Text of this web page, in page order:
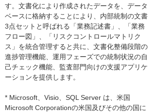
す。文書化により作成されたデータを、データ
ベースに格納することにより、内部統制の文書
3点セットと呼ばれる「業務記述書」、「業務
フロー図」、「リスクコントロールマトリク
ス」を統合管理すると共に、文書化整備段階の
進捗管理機能、運用フェーズでの統制状況の自
己チェック機能、監査部門向けの支援アプリケ
ーションを提供します。
* Microsoft、Visio、SQL Server は、米国
Microsoft Corporationの米国及びその他の国に